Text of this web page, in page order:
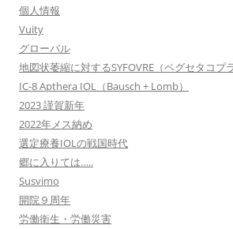
個人情報
Vuity
グローバル
地図状萎縮に対するSYFOVRE（ペグセタコプ
IC-8 Apthera IOL（Bausch + Lomb）
2023 謹賀新年
2022年メス納め
選定療養IOLの戦国時代
郷に入りては…..
Susvimo
開院９周年
労働衛生・労働災害